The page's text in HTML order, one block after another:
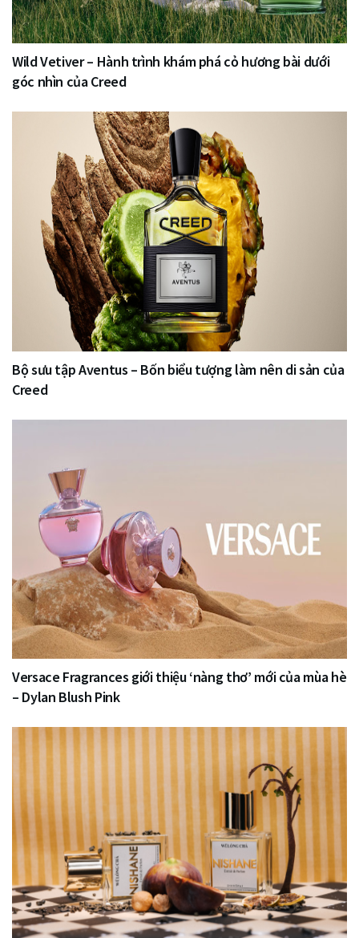
Wild Vetiver – Hành trình khám phá cỏ hương bài dưới
góc nhìn của Creed
Bộ sưu tập Aventus – Bốn biểu tượng làm nên di sản của
Creed
Versace Fragrances giới thiệu ‘nàng thơ’ mới của mùa hè
– Dylan Blush Pink